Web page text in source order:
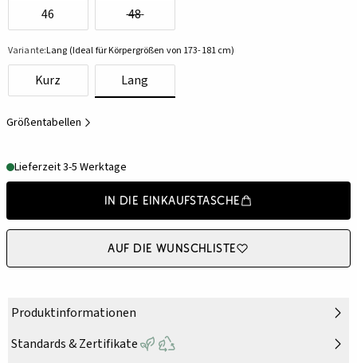
46 48
Variante:Lang (Ideal für Körpergrößen von 173-181 cm)
Kurz Lang
Größentabellen
Lieferzeit 3-5 Werktage
In die Einkaufstasche
Auf die Wunschliste
Produktinformationen
Standards & Zertifikate